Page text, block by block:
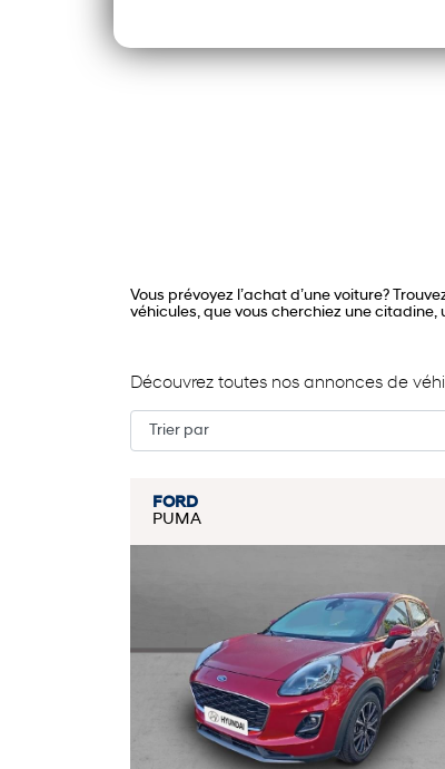
Vous prévoyez l’achat d’une voiture?
véhicules, que vous cherchiez une citadine,
Découvrez toutes nos annonces de
FORD
PUMA